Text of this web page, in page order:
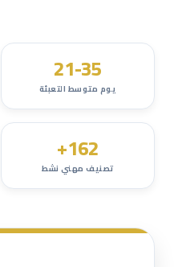
21-35
يوم متوسط التعبئة
162+
تصنيف مهني نشط